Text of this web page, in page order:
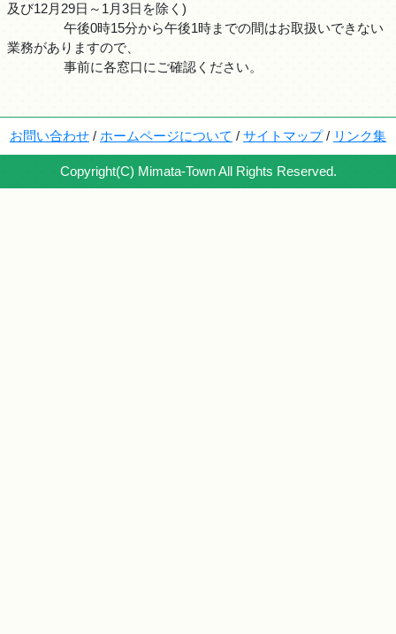
及び12月29日～1月3日を除く)
午後0時15分から午後1時までの間はお取扱いできない
業務がありますので、
事前に各窓口にご確認ください。
お問い合わせ / ホームページについて / サイトマップ/ リンク集
Copyright(C) Mimata-Town All Rights Reserved.